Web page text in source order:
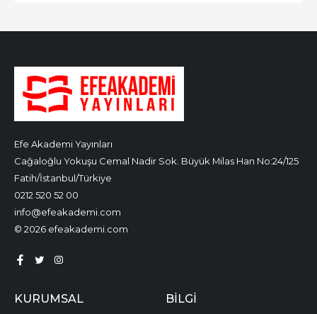
Efe Akademi Yayınları
Cağaloğlu Yokuşu Cemal Nadir Sok. Büyük Milas Han No:24/125
Fatih/İstanbul/Türkiye
0212 520 52 00
info@efeakademi.com
© 2026 efeakademi.com
KURUMSAL BILGI